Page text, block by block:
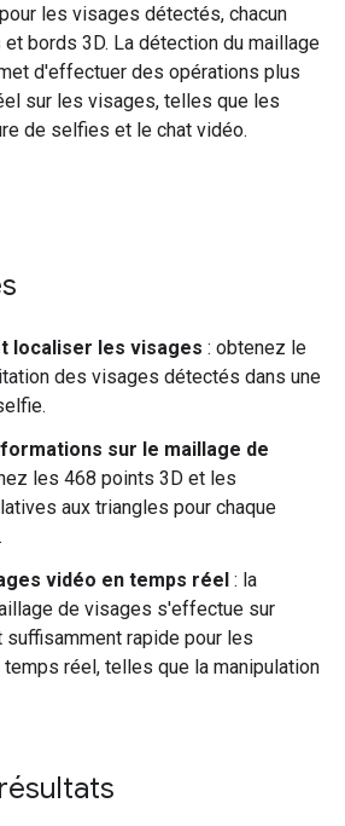
pour les visages détectés, chacun
bords 3D. La détection du maillage
d'effectuer des opérations plus
sur les visages, telles que les
de selfies et le chat vidéo.
localiser les visages : obtenez le
des visages détectés dans une
sur le maillage de
les 468 points 3D et les
aux triangles pour chaque
vidéo en temps réel : la
de visages s'effectue sur
rapide pour les
réel, telles que la manipulation